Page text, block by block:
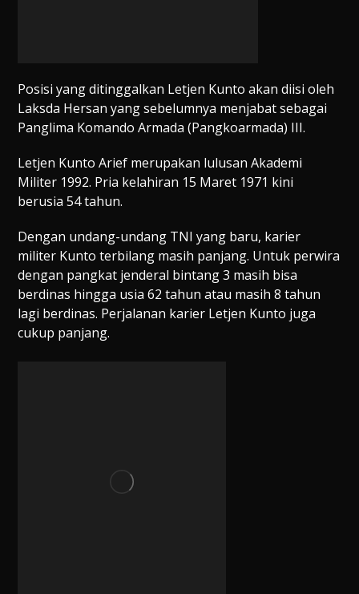
Posisi yang ditinggalkan Letjen Kunto akan diisi oleh
Laksda Hersan yang sebelumnya menjabat sebagai
Panglima Komando Armada (Pangkoarmada) III.
Letjen Kunto Arief merupakan lulusan Akademi
Militer 1992. Pria kelahiran 15 Maret 1971 kini
berusia 54 tahun.
Dengan undang-undang TNI yang baru, karier
militer Kunto terbilang masih panjang. Untuk perwira
dengan pangkat jenderal bintang 3 masih bisa
berdinas hingga usia 62 tahun atau masih 8 tahun
lagi berdinas. Perjalanan karier Letjen Kunto juga
cukup panjang.